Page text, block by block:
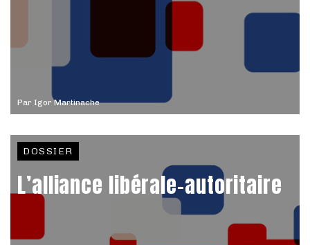
Par Igor Martinache
DOSSIER
L’alliance libérale-autoritaire